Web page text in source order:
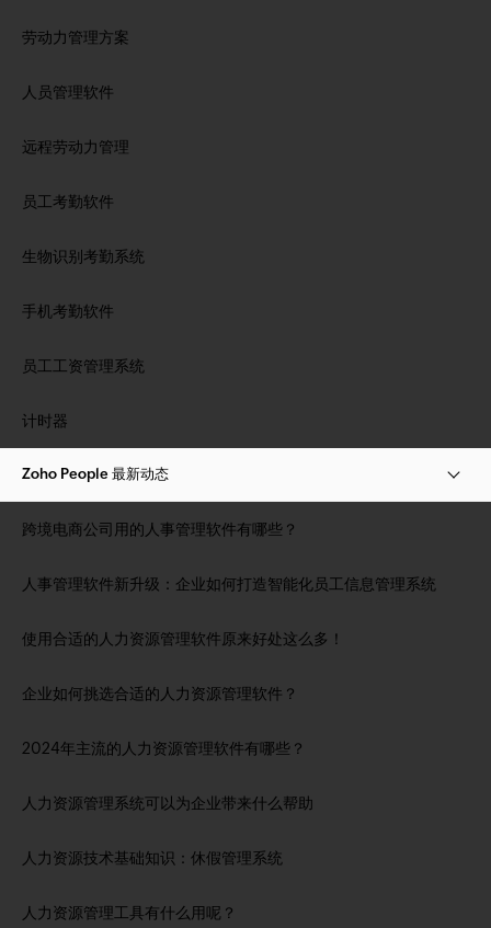
劳动力管理方案
人员管理软件
远程劳动力管理
员工考勤软件
生物识别考勤系统
手机考勤软件
员工工资管理系统
计时器
Zoho People 最新动态
跨境电商公司用的人事管理软件有哪些？
人事管理软件新升级：企业如何打造智能化员工信息管理系统
使用合适的人力资源管理软件原来好处这么多！
企业如何挑选合适的人力资源管理软件？
2024年主流的人力资源管理软件有哪些？
人力资源管理系统可以为企业带来什么帮助
人力资源技术基础知识：休假管理系统
人力资源管理工具有什么用呢？